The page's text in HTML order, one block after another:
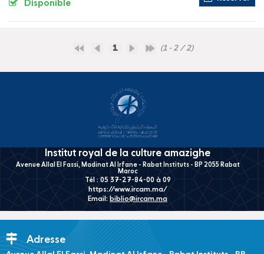
Disponible
1 (1 - 2 / 2)
Institut royal de la culture amazighe
Avenue Allal El Fassi, Madinat Al Irfane - Rabat Instituts - BP 2055 Rabat
Maroc
Tél : 05 37-27-84-00 à 09
https://www.ircam.ma/
Email: biblio@ircam.ma
Adresse